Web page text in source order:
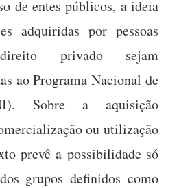
de entes públicos, a ideia
adquiridas por pessoas
privado sejam
ao Programa Nacional de
Sobre a aquisição
ou utilização
prevê a possibilidade só
grupos definidos como